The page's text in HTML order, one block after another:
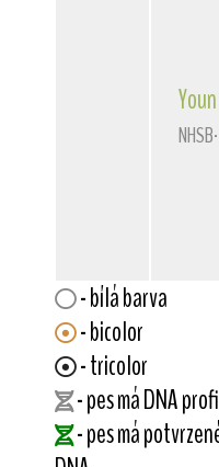
- bílá barva
- bicolor
- tricolor
- pes má DNA
- pes má